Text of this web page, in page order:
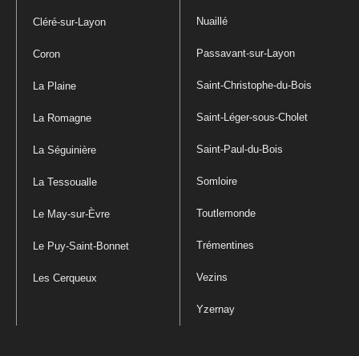
Cléré-sur-Layon
Coron
La Plaine
La Romagne
La Séguinière
La Tessoualle
Le May-sur-Èvre
Le Puy-Saint-Bonnet
Les Cerqueux
Nuaillé
Passavant-sur-Layon
Saint-Christophe-du-Bois
Saint-Léger-sous-Cholet
Saint-Paul-du-Bois
Somloire
Toutlemonde
Trémentines
Vezins
Yzernay